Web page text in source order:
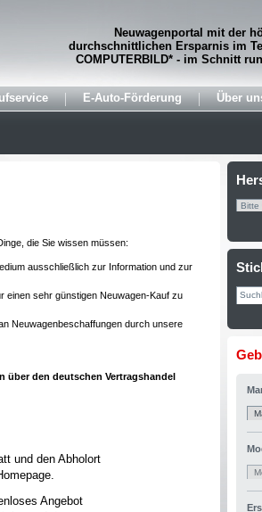
Neuwagenportal mit der
durchschnittlichen Ersparnis im
COMPUTERBILD* - im Schnitt
E-Auto-Förderung Über
die Sie wissen müssen:
ausschließlich zur Information und zur
einen sehr günstigen Neuwagen-Kauf zu
Neuwagenbeschaffungen durch unsere
über den deutschen Vertragshandel
und den Abholort
Angebot